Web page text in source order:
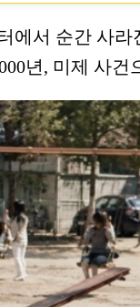
에서 순간 사
년, 미제 사